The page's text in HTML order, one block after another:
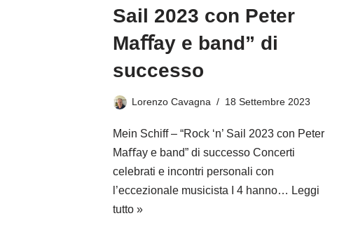
Sail 2023 con Peter
Maﬀay e band” di
successo
Lorenzo Cavagna 18 Settembre 2023
Mein Schiff – “Rock ‘n’ Sail 2023 con Peter
Maﬀay e band” di successo Concerti
celebrati e incontri personali con
l’eccezionale musicista I 4 hanno… Leggi
tutto »